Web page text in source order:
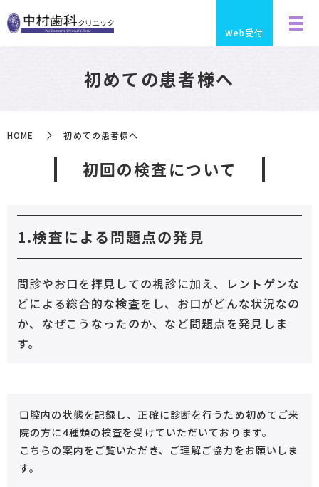
Web受付
初めての患者様へ
HOME 初めての患者様へ
初回の検査について
1.検査による問題点の発見
問診やお口を拝見しての視診に加え、レントゲンな
どによる総合的な検査をし、お口がどんな状況なの
か、なぜこうなったのか、など問題点を発見しま
す。
口腔内の状態を記録し、正確に診断を行うため初めてご来
院の方に4種類の検査を受けていただいております。
こちらの案内をご覧いただき、ご理解ご協力をお願いしま
す。